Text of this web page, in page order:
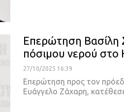
Επερώτηση Βασίλη
πόσιμου νερού στο
27/10/2025 16:39
Επερώτηση προς τον
Ευάγγελο Ζάχαρη,